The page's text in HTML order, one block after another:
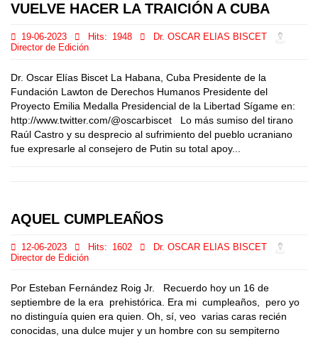
VUELVE HACER LA TRAICIÓN A CUBA
19-06-2023 Hits: 1948
Dr. OSCAR ELIAS BISCET
Director de Edición
Dr. Oscar Elías Biscet La Habana, Cuba Presidente de la
Fundación Lawton de Derechos Humanos Presidente del
Proyecto Emilia Medalla Presidencial de la Libertad Sígame en:
http://www.twitter.com/@oscarbiscet Lo más sumiso del tirano
Raúl Castro y su desprecio al sufrimiento del pueblo ucraniano
fue expresarle al consejero de Putin su total apoy...
AQUEL CUMPLEAÑOS
12-06-2023 Hits: 1602
Dr. OSCAR ELIAS BISCET
Director de Edición
Por Esteban Fernández Roig Jr. Recuerdo hoy un 16 de
septiembre de la era prehistórica. Era mi cumpleaños, pero yo
no distinguía quien era quien. Oh, sí, veo varias caras recién
conocidas, una dulce mujer y un hombre con su sempiterno